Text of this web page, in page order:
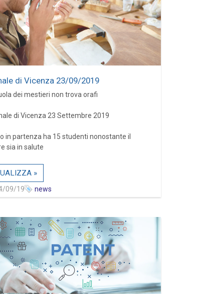
di Vicenza 23/09/2019
dei mestieri non trova orafi
di Vicenza 23 Settembre 2019
in partenza ha 15 studenti nonostante il
sia in salute
»
09/19 news